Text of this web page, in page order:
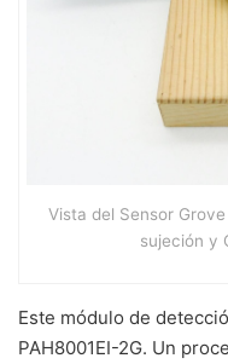
Vista del Sensor
sujeción y
Este módulo de
PAH8001EI-2G. Un